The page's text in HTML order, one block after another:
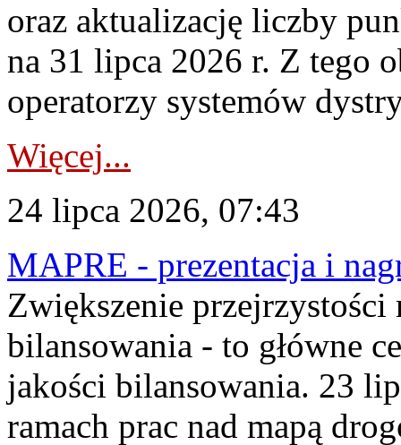
oraz aktualizację liczby
na 31 lipca 2026 r. Z tego
operatorzy systemów
Więcej...
24 lipca 2026, 07:43
MAPRE - prezentacja i
Zwiększenie
bilansowania - to główne
jakości bilansowania. 23
ramach prac nad mapą